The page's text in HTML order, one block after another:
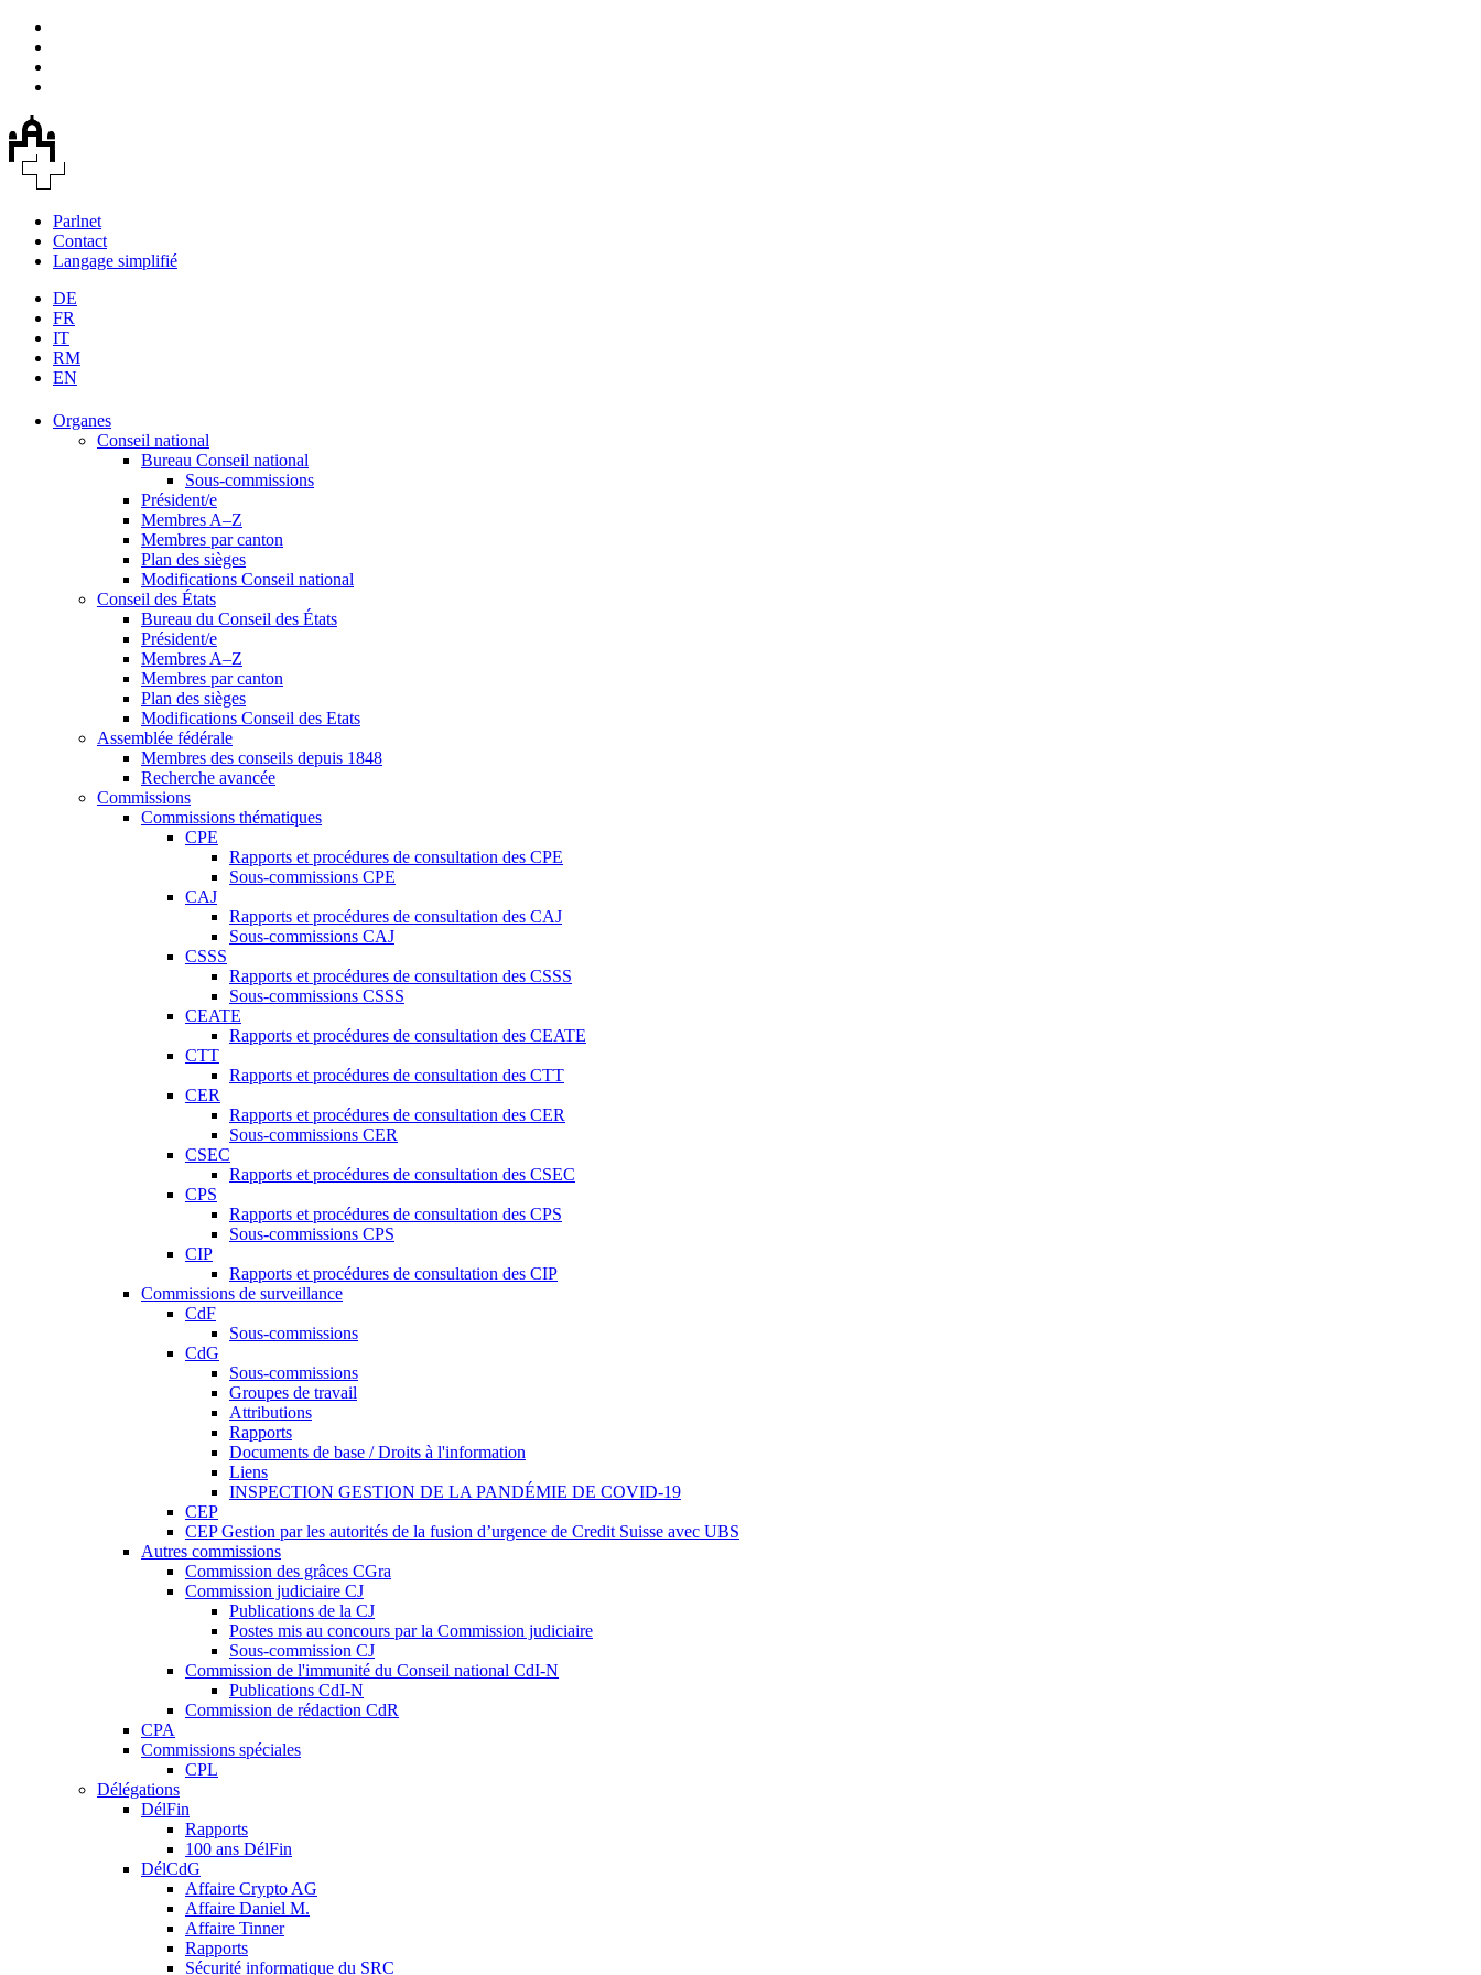
Parlnet
Contact
Langage simplifié
DE
FR
IT
RM
EN
Organes
Conseil national
Bureau Conseil national
Sous-commissions
Président/e
Membres A–Z
Membres par canton
Plan des sièges
Modifications Conseil national
Conseil des États
Bureau du Conseil des États
Président/e
Membres A–Z
Membres par canton
Plan des sièges
Modifications Conseil des Etats
Assemblée fédérale
Membres des conseils depuis 1848
Recherche avancée
Commissions
Commissions thématiques
CPE
Rapports et procédures de consultation des CPE
Sous-commissions CPE
CAJ
Rapports et procédures de consultation des CAJ
Sous-commissions CAJ
CSSS
Rapports et procédures de consultation des CSSS
Sous-commissions CSSS
CEATE
Rapports et procédures de consultation des CEATE
CTT
Rapports et procédures de consultation des CTT
CER
Rapports et procédures de consultation des CER
Sous-commissions CER
CSEC
Rapports et procédures de consultation des CSEC
CPS
Rapports et procédures de consultation des CPS
Sous-commissions CPS
CIP
Rapports et procédures de consultation des CIP
Commissions de surveillance
CdF
Sous-commissions
CdG
Sous-commissions
Groupes de travail
Attributions
Rapports
Documents de base / Droits à l'information
Liens
INSPECTION GESTION DE LA PANDÉMIE DE COVID-19
CEP
CEP Gestion par les autorités de la fusion d’urgence de Credit Suisse avec UBS
Autres commissions
Commission des grâces CGra
Commission judiciaire CJ
Publications de la CJ
Postes mis au concours par la Commission judiciaire
Sous-commission CJ
Commission de l'immunité du Conseil national CdI-N
Publications CdI-N
Commission de rédaction CdR
CPA
Commissions spéciales
CPL
Délégations
DélFin
Rapports
100 ans DélFin
DélCdG
Affaire Crypto AG
Affaire Daniel M.
Affaire Tinner
Rapports
Sécurité informatique du SRC